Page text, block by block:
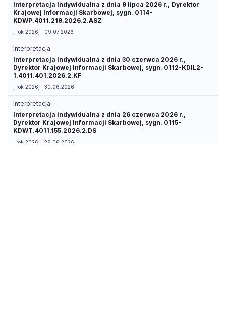
Interpretacja indywidualna z dnia 9 lipca 2026 r., Dyrektor
Krajowej Informacji Skarbowej, sygn. 0114-
KDWP.4011.219.2026.2.ASZ
, rok 2026, | 09.07.2026
Interpretacja
Interpretacja indywidualna z dnia 30 czerwca 2026 r.,
Dyrektor Krajowej Informacji Skarbowej, sygn. 0112-KDIL2-
1.4011.401.2026.2.KF
, rok 2026, | 30.06.2026
Interpretacja
Interpretacja indywidualna z dnia 26 czerwca 2026 r.,
Dyrektor Krajowej Informacji Skarbowej, sygn. 0115-
KDWT.4011.155.2026.2.DS
, rok 2026, | 26.06.2026